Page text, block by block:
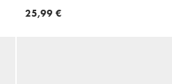
25,99 €